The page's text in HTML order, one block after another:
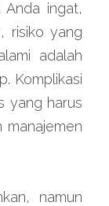
ingat,
risiko yang
adalah
Komplikasi
yang harus
manajemen
namun